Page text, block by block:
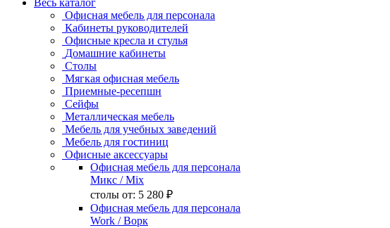
Офисная мебель для персонала
Кабинеты руководителей
Офисные кресла и стулья
Домашние кабинеты
Столы
Мягкая офисная мебель
Приемные-ресепшн
Сейфы
Металлическая мебель
Мебель для учебных заведений
Мебель для гостиниц
Офисные аксессуары
Офисная мебель для персонала
Микс / Mix
столы от: 5 280 ₽
Офисная мебель для персонала
Work / Ворк